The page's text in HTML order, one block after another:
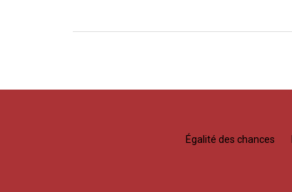
Égalité des chances